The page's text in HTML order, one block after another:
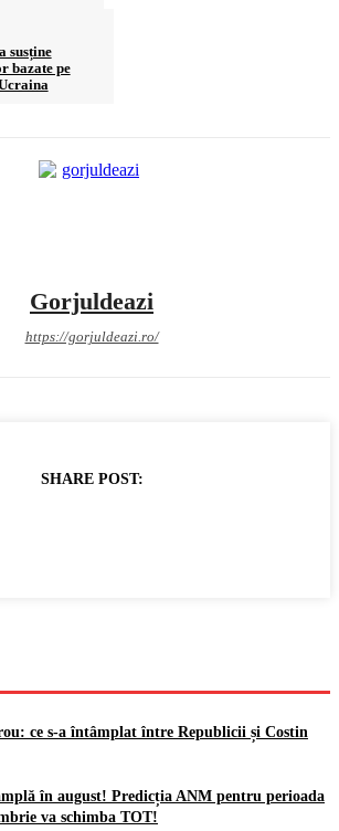
susține
bazate pe
Gorjuldeazi
https://gorjuldeazi.ro/
SHARE POST:
ce s-a întâmplat între Republicii și Costin
în august! Predicția ANM pentru perioada
va schimba TOT!